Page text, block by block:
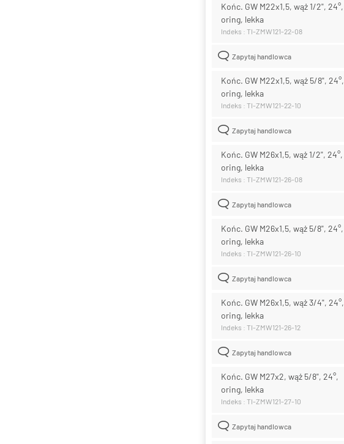
Końc. GW M22x1,5, wąż 1/2", 24°,
oring, lekka
Indeks : TI-ZMW121-22-08
Zapytaj handlowca
Końc. GW M22x1,5, wąż 5/8", 24°,
oring, lekka
Indeks : TI-ZMW121-22-10
Zapytaj handlowca
Końc. GW M26x1,5, wąż 1/2", 24°,
oring, lekka
Indeks : TI-ZMW121-26-08
Zapytaj handlowca
Końc. GW M26x1,5, wąż 5/8", 24°,
oring, lekka
Indeks : TI-ZMW121-26-10
Zapytaj handlowca
Końc. GW M26x1,5, wąż 3/4", 24°,
oring, lekka
Indeks : TI-ZMW121-26-12
Zapytaj handlowca
Końc. GW M27x2, wąż 5/8", 24°,
oring, lekka
Indeks : TI-ZMW121-27-10
Zapytaj handlowca